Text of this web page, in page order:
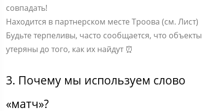
совпадать!
Находится в партнерском месте Троова (см. Лист)
Будьте терпеливы, часто сообщается, что объекты
утеряны до того, как их найдут ⏰
3. Почему мы используем слово
«матч»?